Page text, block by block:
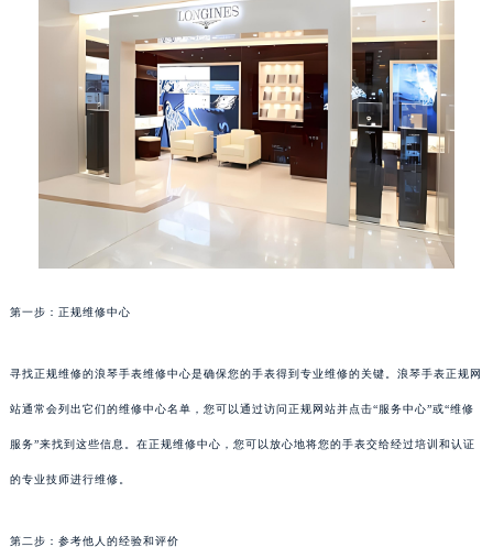
第一步：正规维修中心
寻找正规维修的浪琴手表维修中心是确保您的手表得到专业维修的关键。浪琴手表正规网
站通常会列出它们的维修中心名单，您可以通过访问正规网站并点击“服务中心”或“维修
服务”来找到这些信息。在正规维修中心，您可以放心地将您的手表交给经过培训和认证
的专业技师进行维修。
第二步：参考他人的经验和评价